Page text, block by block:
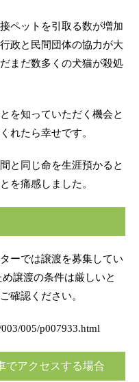
ペットを引取る数が増加
政と民間団体の協力が大
まだ数多くの犬猫が殺処
を知っていただく機会と
れたら幸せです。
と同じ命を生涯預かると
を痛感しました。
ーでは譲渡を募集してい
譲渡の条件は厳しいと
確認ください。
005/p007933.html
でアクセスする場合